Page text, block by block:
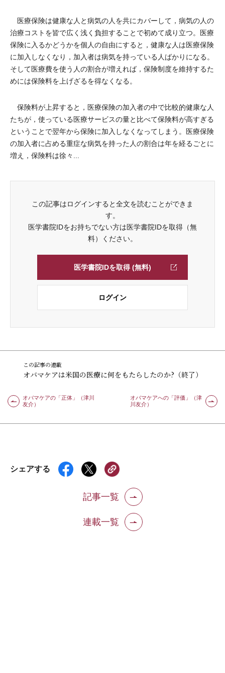
医療保険は健康な人と病気の人を共にカバーして，病気の人の
治療コストを皆で広く浅く負担することで初めて成り立つ。医療
保険に入るかどうかを個人の自由にすると，健康な人は医療保険
に加入しなくなり，加入者は病気を持っている人ばかりになる。
そして医療費を使う人の割合が増えれば，保険制度を維持するた
めには保険料を上げざるを得なくなる。
保険料が上昇すると，医療保険の加入者の中で比較的健康な人
たちが，使っている医療サービスの量と比べて保険料が高すぎる
ということで翌年から保険に加入しなくなってしまう。医療保険
の加入者に占める重症な病気を持った人の割合は年を経るごとに
増え，保険料は徐々...
この記事はログインすると全文を読むことができま
す。
医学書院IDをお持ちでない方は医学書院IDを取得（無
料）ください。
医学書院IDを取得 (無料)
ログイン
この記事の連載
オバマケアは米国の医療に何をもたらしたのか?（終了）
オバマケアの「正体」（津川
友介）
オバマケアへの「評価」（津
川友介）
シェアする
記事一覧
連載一覧